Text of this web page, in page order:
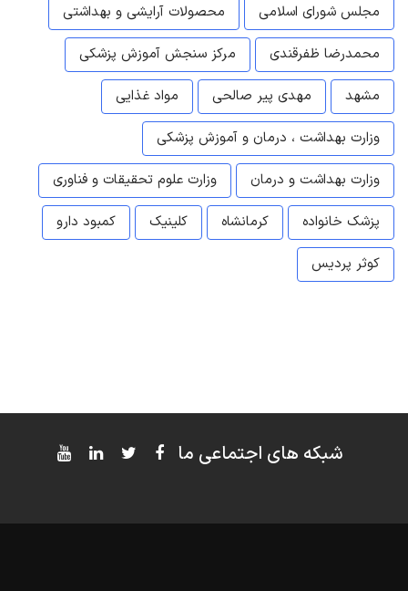
مجلس شورای اسلامی
محصولات آرایشی و بهداشتی
محمدرضا ظفرقندی
مرکز سنجش آموزش پزشکی
مشهد
مهدی پیر صالحی
مواد غذایی
وزارت بهداشت ، درمان و آموزش پزشکی
وزارت بهداشت و درمان
وزارت علوم تحقیقات و فناوری
پزشک خانواده
کرمانشاه کلینیک
کمبود دارو
کوثر پردیس
شبکه های اجتماعی ما